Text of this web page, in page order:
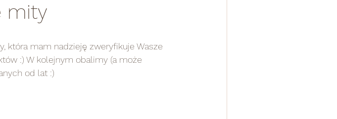
mity
która mam nadzieję zweryfikuje Wasze
:) W kolejnym obalimy (a może
od lat :)